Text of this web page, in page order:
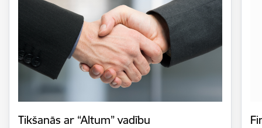
Tikšanās ar “Altum” vadību